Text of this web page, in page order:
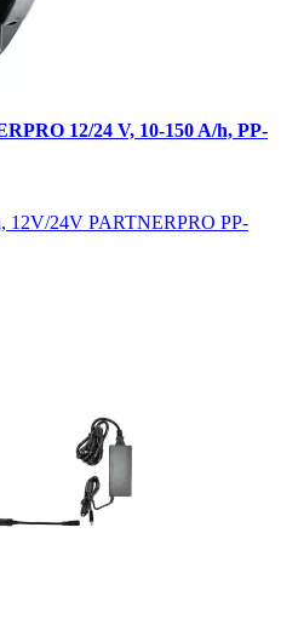
12/24 V, 10-150 A/h, PP-
12V/24V PARTNERPRO PP-